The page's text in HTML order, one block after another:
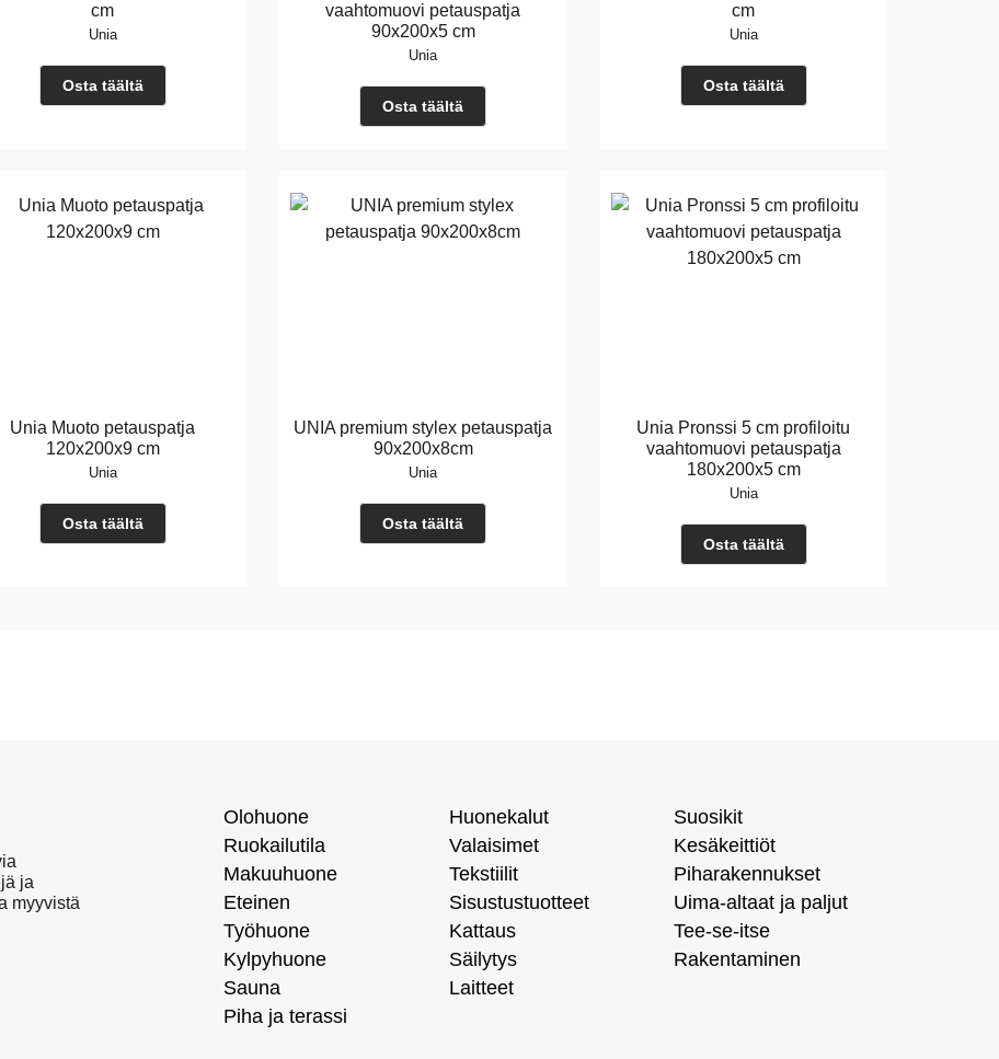
cm
Unia
Osta täältä
vaahtomuovi petauspatja
90x200x5 cm
Unia
Osta täältä
cm
Unia
Osta täältä
Unia Muoto petauspatja
120x200x9 cm
Unia
Osta täältä
UNIA premium stylex petauspatja
90x200x8cm
Unia
Osta täältä
Unia Pronssi 5 cm profiloitu
vaahtomuovi petauspatja
180x200x5 cm
Unia
Osta täältä
ja
myyvistä
Olohuone
Ruokailutila
Makuuhuone
Eteinen
Työhuone
Kylpyhuone
Sauna
Piha ja terassi
Huonekalut
Valaisimet
Tekstiilit
Sisustustuotteet
Kattaus
Säilytys
Laitteet
Suosikit
Kesäkeittiöt
Piharakennukset
Uima-altaat ja paljut
Tee-se-itse
Rakentaminen